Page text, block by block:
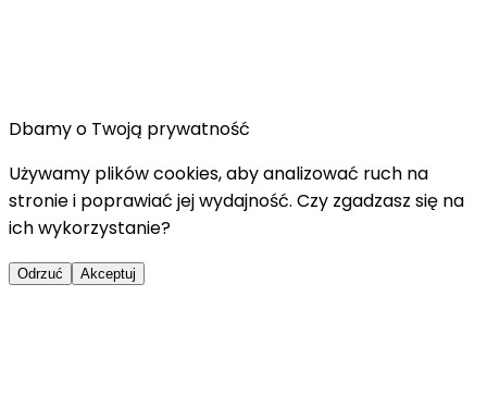
Dbamy o Twoją prywatność
Używamy plików cookies, aby analizować ruch na
stronie i poprawiać jej wydajność. Czy zgadzasz się na
ich wykorzystanie?
Odrzuć Akceptuj